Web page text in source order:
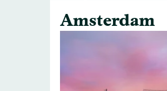
Amsterdam